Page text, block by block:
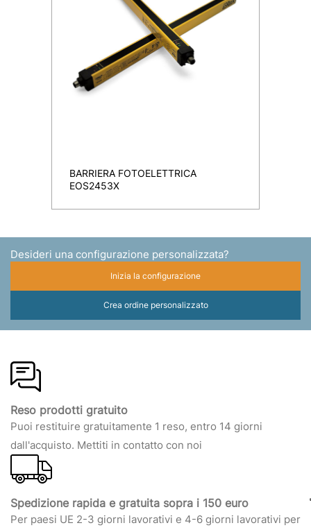
BARRIERA FOTOELETTRICA
EOS2453X
Desideri una configurazione personalizzata?
Inizia la configurazione
Crea ordine personalizzato
Reso prodotti gratuito
Puoi restituire gratuitamente 1 reso, entro 14 giorni
dall'acquisto. Mettiti in contatto con noi
Spedizione rapida e gratuita sopra i 150 euro
Per paesi UE 2-3 giorni lavorativi e 4-6 giorni lavorativi per